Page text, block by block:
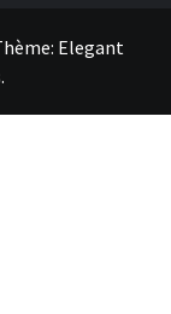
Elegant
.